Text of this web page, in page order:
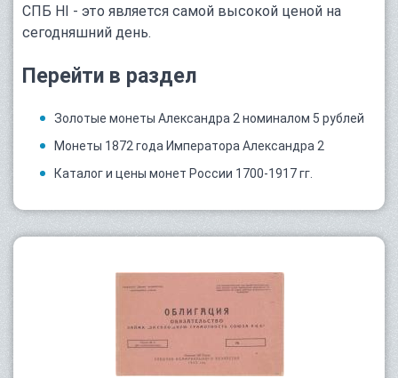
СПБ НІ - это является самой высокой ценой на
сегодняшний день.
Перейти в раздел
Золотые монеты Александра 2 номиналом 5 рублей
Монеты 1872 года Императора Александра 2
Каталог и цены монет России 1700-1917 гг.